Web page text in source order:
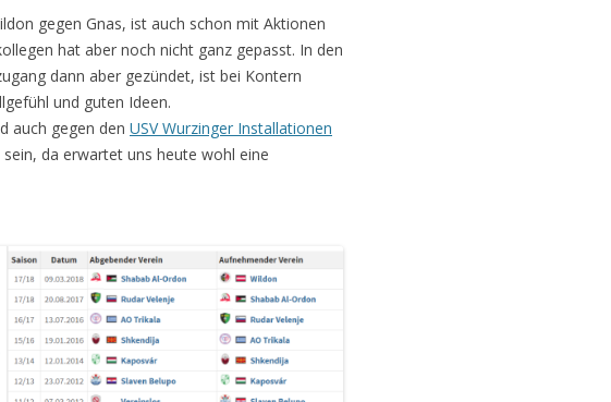
gegen Gnas, ist auch schon mit Aktionen
hat aber noch nicht ganz gepasst. In den
dann aber gezündet, ist bei Kontern
und guten Ideen.
auch gegen den USV Wurzinger Installationen
da erwartet uns heute wohl eine